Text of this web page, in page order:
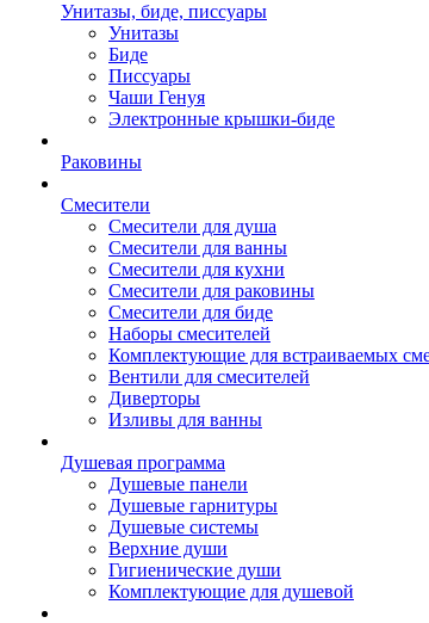
Унитазы, биде, писсуары
Унитазы
Биде
Писсуары
Чаши Генуя
Электронные крышки-биде
Раковины
Смесители
Смесители для душа
Смесители для ванны
Смесители для кухни
Смесители для раковины
Смесители для биде
Наборы смесителей
Комплектующие для встраиваемых
Вентили для смесителей
Диверторы
Изливы для ванны
Душевая программа
Душевые панели
Душевые гарнитуры
Душевые системы
Верхние души
Гигиенические души
Комплектующие для душевой